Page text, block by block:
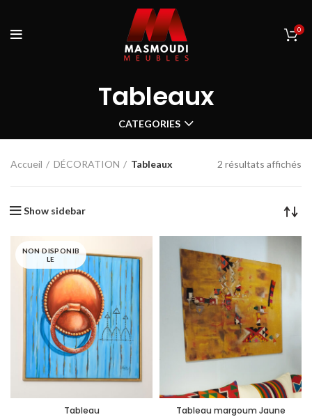
0
Tableaux
CATEGORIES
Accueil DÉCORATION Tableaux 2 résultats affichés
Show sidebar
NON DISPONIB
LE
Tableau Tableau margoum Jaune